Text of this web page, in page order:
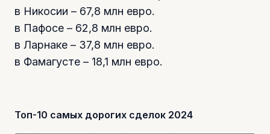
в Никосии – 67,8 млн евро.
в Пафосе – 62,8 млн евро.
в Ларнаке – 37,8 млн евро.
в Фамагусте – 18,1 млн евро.
Топ-10 самых дорогих сделок 2024